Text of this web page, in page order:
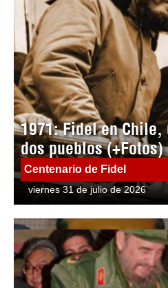
1971: Fidel en Chile,
dos pueblos (+Fotos)
Centenario de Fidel
viernes 31 de julio de 2026